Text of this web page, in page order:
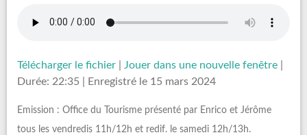
Télécharger le fichier Jouer dans une nouvelle fenêtre
Durée: 22:35
Enregistré le 15 mars 2024
Emission : Office du Tourisme présenté par Enrico et Jérôme
tous les vendredis 11h/12h et redif. le samedi 12h/13h.